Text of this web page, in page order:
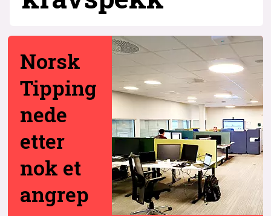
Norsk
Tipping
nede
etter
nok et
angrep